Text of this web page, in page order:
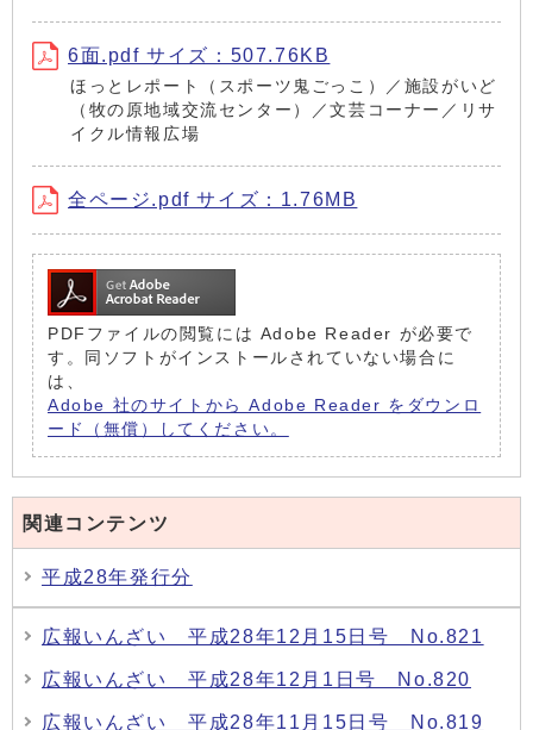
6面.pdf サイズ：507.76KB
ほっとレポート（スポーツ鬼ごっこ）／施設がいど
（牧の原地域交流センター）／文芸コーナー／リサ
イクル情報広場
全ページ.pdf サイズ：1.76MB
PDFファイルの閲覧には Adobe Reader が必要で
す。同ソフトがインストールされていない場合に
は、
Adobe 社のサイトから Adobe Reader をダウンロ
ード（無償）してください。
関連コンテンツ
平成28年発行分
広報いんざい 平成28年12月15日号 No.821
広報いんざい 平成28年12月1日号 No.820
広報いんざい 平成28年11月15日号 No.819